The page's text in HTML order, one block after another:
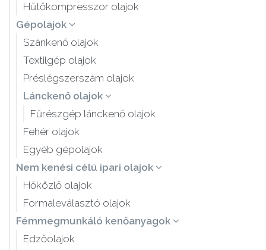
Hűtőkompresszor olajok
Gépolajok
Szánkenő olajok
Textilgép olajok
Préslégszerszám olajok
Lánckenő olajok
Fűrészgép lánckenő olajok
Fehér olajok
Egyéb gépolajok
Nem kenési célú ipari olajok
Hőközlő olajok
Formaleválasztó olajok
Fémmegmunkáló kenőanyagok
Edzőolajok